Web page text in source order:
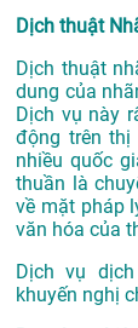
Dịch thuật
Dịch thuật
dung của
Dịch vụ này
động trên thị
nhiều quốc
thuần là
về mặt pháp
văn hóa của
Dịch vụ
khuyến nghị